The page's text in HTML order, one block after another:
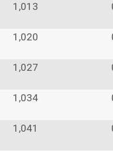
1,013
1,020
1,027
1,034
1,041